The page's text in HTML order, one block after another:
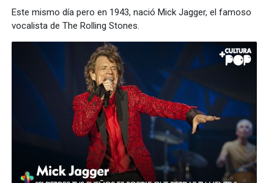
Este mismo día pero en 1943, nació Mick Jagger, el famoso
vocalista de The Rolling Stones.